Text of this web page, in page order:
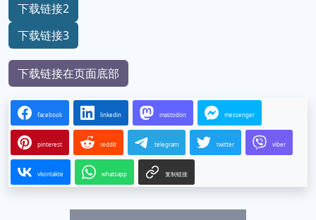
下载链接2
下载链接3
下载链接在页面底部
facebook linkedin mastodon messenger
pinterest reddit telegram twitter viber
vkontakte whatsapp 复制链接